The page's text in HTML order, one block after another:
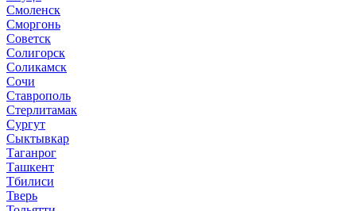
Смоленск
Сморгонь
Советск
Солигорск
Соликамск
Сочи
Ставрополь
Стерлитамак
Сургут
Сыктывкар
Таганрог
Ташкент
Тбилиси
Тверь